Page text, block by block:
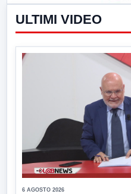
ULTIMI VIDEO
6 AGOSTO 2026